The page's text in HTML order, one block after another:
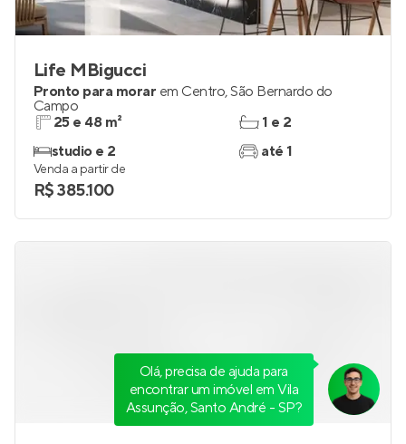
Life MBigucci
Pronto para morar em Centro,São Bernardo do
Campo
25 e 48 m²
studio e 2
1 e 2
até 1
Venda a partir de
R$ 385.100
Olá, precisa de ajuda para
encontrar um imóvel em Vila
Assunção, Santo André - SP?